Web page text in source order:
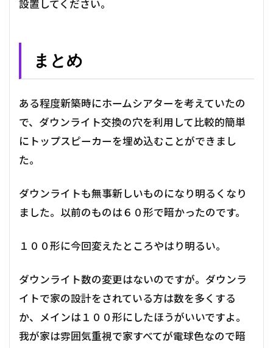
設置してください。
まとめ
ある程度新築時にホームシアターを考えていたの
で、ダウンライト交換の穴を利用して比較的簡単
にトップスピーカーを埋め込むことができまし
た。
ダウンライトも無事新しいものになり明るくなり
ました。以前のものは６０形で暗かったのです。
１００形に今回変えたところやはり明るい。
ダウンライト数の変更はないのですが。ダウンラ
イトで家の設計をされている方は数を多くする
か、メインは１００形にしたほうがいいですよ。
我が家は雰囲気重視で家すべてが電球色なので暗